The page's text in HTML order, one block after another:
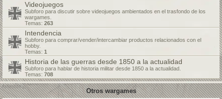
Videojuegos
Subforo para discutir sobre videojuegos ambientados en el trasfondo de los
wargames.
Temas: 263
Intendencia
Subforo para comprar/vender/intercambiar productos relacionados con el
hobby.
Temas: 1
Historia de las guerras desde 1850 a la actualidad
Subforo para hablar de historia militar desde 1850 a la actualidad.
Temas: 708
Otros wargames